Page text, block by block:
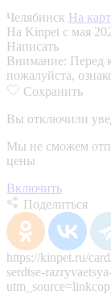
Челябинск На
На Kinpet c мая
Написать
Внимание: Перед
пожалуйста,
Сохранить
Вы отключили
Мы не сможем
цены
Включить
Поделиться
https://kinpet.ru/
serdtse-